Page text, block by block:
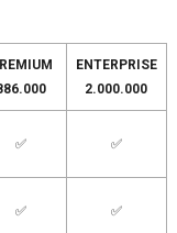
ENTERPRISE
2.000.000
✅ ✅
✅ ✅